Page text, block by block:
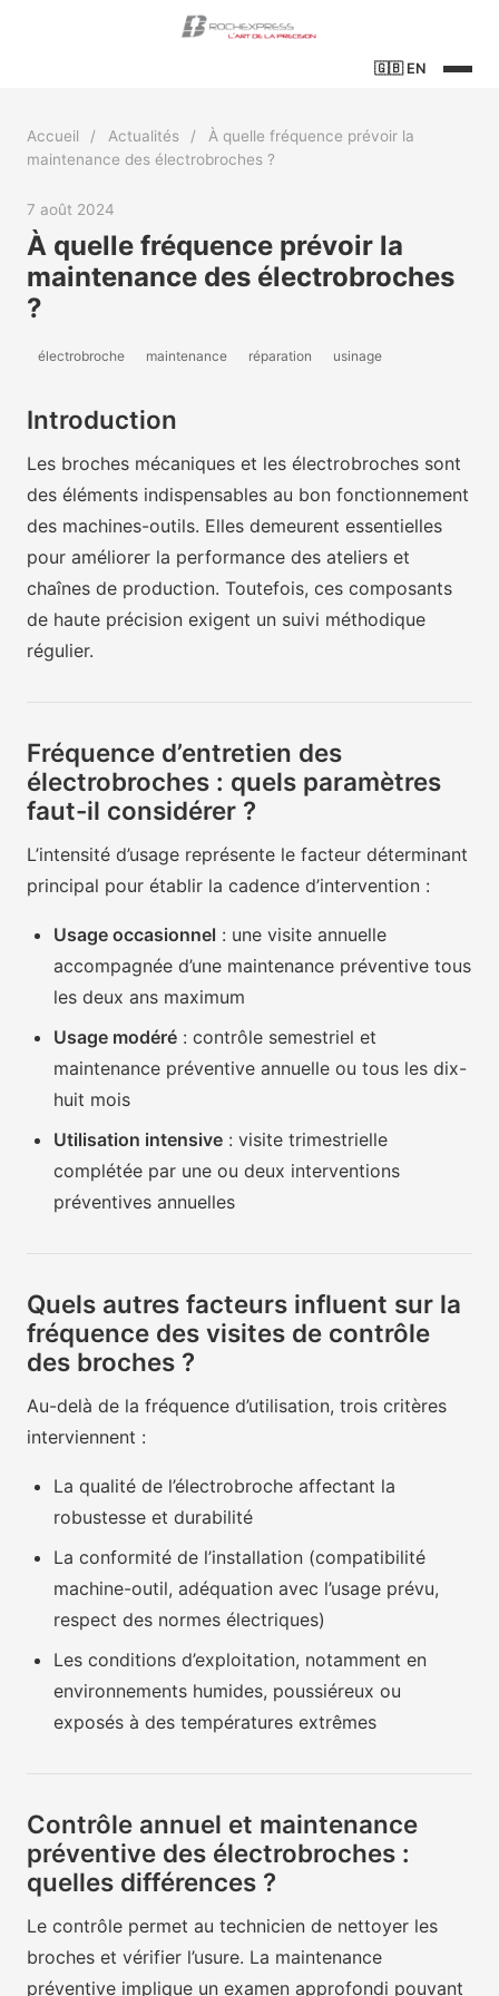
🇬🇧 EN
Accueil / Actualités /
À quelle fréquence prévoir la
maintenance des électrobroches ?
7 août 2024
À quelle fréquence prévoir la
maintenance des électrobroches
?
électrobroche maintenance réparation usinage
Introduction
Les broches mécaniques et les électrobroches sont
des éléments indispensables au bon fonctionnement
des machines-outils. Elles demeurent essentielles
pour améliorer la performance des ateliers et
chaînes de production. Toutefois, ces composants
de haute précision exigent un suivi méthodique
régulier.
Fréquence d’entretien des
électrobroches : quels paramètres
faut-il considérer ?
L’intensité d’usage représente le facteur déterminant
principal pour établir la cadence d’intervention :
Usage occasionnel : une visite annuelle
accompagnée d’une maintenance préventive tous
les deux ans maximum
Usage modéré : contrôle semestriel et
maintenance préventive annuelle ou tous les dix-
huit mois
Utilisation intensive : visite trimestrielle
complétée par une ou deux interventions
préventives annuelles
Quels autres facteurs influent sur la
fréquence des visites de contrôle
des broches ?
Au-delà de la fréquence d’utilisation, trois critères
interviennent :
La qualité de l’électrobroche affectant la
robustesse et durabilité
La conformité de l’installation (compatibilité
machine-outil, adéquation avec l’usage prévu,
respect des normes électriques)
Les conditions d’exploitation, notamment en
environnements humides, poussiéreux ou
exposés à des températures extrêmes
Contrôle annuel et maintenance
préventive des électrobroches :
quelles différences ?
Le contrôle permet au technicien de nettoyer les
broches et vérifier l’usure. La maintenance
préventive implique un examen approfondi pouvant